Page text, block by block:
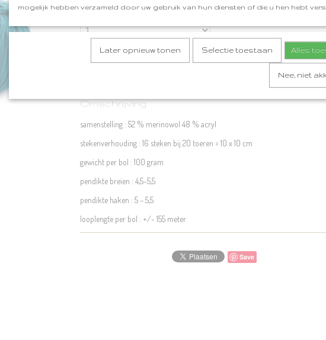
Aantal
Omschrijving
samenstelling : 52 % merinowol 48 % acryl
stekenverhouding : 16 steken bij 20 toeren = 10 x 10 cm
gewicht per bol : 100 gram
pendikte breien : 4,5-5,5
pendikte haken : 5 – 5,5
looplengte per bol : +/- 155 meter
Save
mogelijk hebben verzameld door uw gebruik van hun diensten of die u hen hebt
Later opnieuw tonen Selectie toestaan Alles
Nee, niet